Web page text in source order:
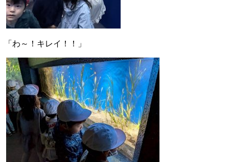
「わ～！キレイ！！」